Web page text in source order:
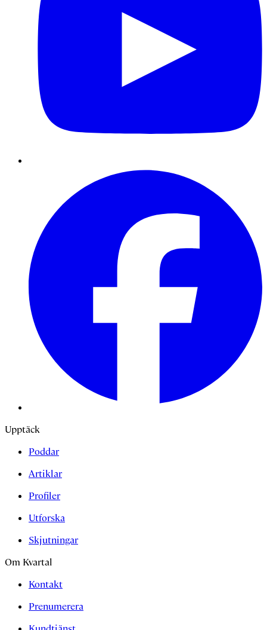
Upptäck
Poddar
Artiklar
Profiler
Utforska
Skjutningar
Om Kvartal
Kontakt
Prenumerera